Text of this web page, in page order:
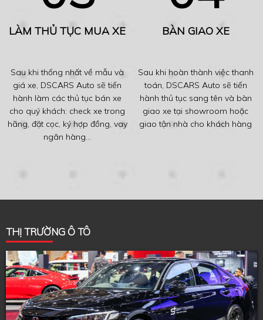
LÀM THỦ TỤC MUA XE
Sau khi thống nhất về mẫu và
giá xe, DSCARS Auto sẽ tiến
hành làm các thủ tục bán xe
cho quý khách: check xe trong
hãng, đặt cọc, ký hợp đồng, vay
ngân hàng...
BÀN GIAO XE
Sau khi hoàn thành việc thanh
toán, DSCARS Auto sẽ tiến
hành thủ tục sang tên và bàn
giao xe tại showroom hoặc
giao tận nhà cho khách hàng
THỊ TRƯỜNG Ô TÔ